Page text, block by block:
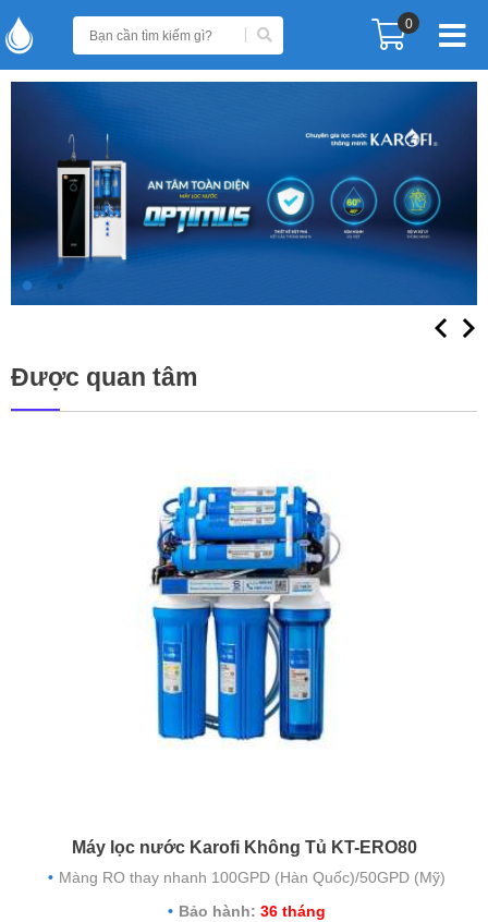
0
Được quan tâm
Máy lọc nước Karofi Không Tủ KT-ERO80
Màng RO thay nhanh 100GPD (Hàn Quốc)/50GPD (Mỹ)
Bảo hành: 36 tháng